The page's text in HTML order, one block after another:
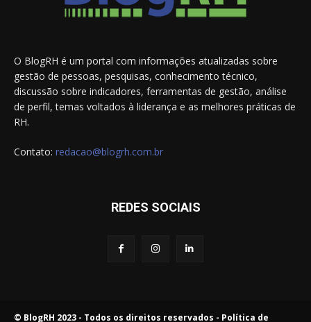
O BlogRH é um portal com informações atualizadas sobre
gestão de pessoas, pesquisas, conhecimento técnico,
discussão sobre indicadores, ferramentas de gestão, análise
de perfil, temas voltados à liderança e as melhores práticas de
RH.
Contato: redacao@blogrh.com.br
REDES SOCIAIS
© BlogRH 2023 - Todos os direitos reservados - Política de